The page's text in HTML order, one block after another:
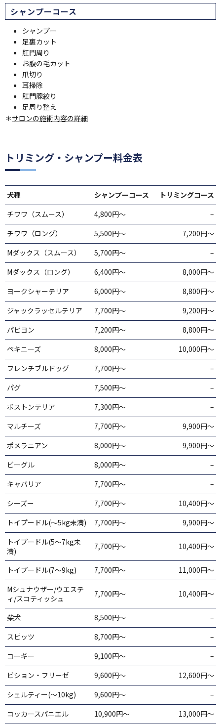
シャンプーコース
シャンプー
足裏カット
肛門周り
お腹の毛カット
爪切り
耳掃除
肛門腺絞り
足周り整え
＊サロンの施術内容の詳細
トリミング・シャンプー料金表
犬種 シャンプーコース
トリミングコース
チワワ（スムース）
4,800円〜
–
チワワ（ロング）
5,500円〜
7,200円〜
Mダックス（スムース）
5,700円〜
–
Mダックス（ロング）
6,400円〜
8,000円〜
ヨークシャーテリア
6,000円〜
8,800円〜
ジャックラッセルテリア
7,700円〜
9,200円〜
パピヨン
7,200円〜
8,800円〜
ペキニーズ
8,000円〜
10,000円～
フレンチブルドッグ
7,700円〜
–
パグ
7,500円〜
–
ボストンテリア
7,300円〜
–
マルチーズ
7,700円〜
9,900円～
ポメラニアン
8,000円〜
9,900円〜
ビーグル
8,000円〜
–
キャバリア
7,700円〜
–
シーズー
7,700円〜
10,400円〜
トイプードル(～5kg未満)
7,700円〜
9,900円〜
トイプードル(5～7kg未
満)
7,700円〜 10,400円〜
トイプードル(7～9kg) 7,700円〜
11,000円〜
Mシュナウザー/ウエステ
ィ/スコティッシュ
7,700円〜 10,400円〜
柴犬 8,500円〜
–
スピッツ
8,700円〜
–
コーギー
9,100円〜
–
ビション・フリーゼ
9,600円〜
12,600円〜
シェルティー(～10kg)
9,600円〜
–
コッカースパニエル
10,900円〜 13,000円～